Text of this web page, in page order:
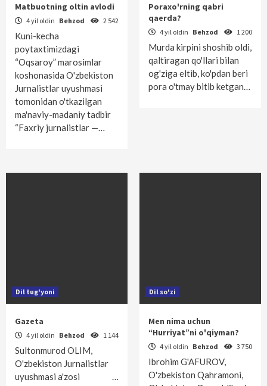
Matbuotning oltin avlodi
4 yil oldin Behzod 2 542
Kuni-kecha
poytaxtimizdagi
“Oqsaroy” marosimlar
koshonasida O'zbekis­ton
Jurnalistlar uyushmasi
tomonidan o'tkazilgan
ma'naviy-madaniy tadbir
“Faxriy jurnalistlar —…
Poraxo'rning qabri
qaerda?
4 yil oldin Behzod 1 200
Murda kirpini shoshib oldi,
qaltiragan qo'llari bilan
og'ziga eltib, ko'pdan beri
pora o'tmay bitib ketgan…
Dil tug'yoni
Gazeta
4 yil oldin Behzod 1 144
Sultonmurod OLIM,
O'zbekiston Jurnalistlar
uyushmasi a'zosi …
Dil so'zi
Men nima uchun
“Hurriyat”ni o'qiyman?
4 yil oldin Behzod 3 750
Ibrohim G'AFUROV,
O'zbekiston Qahramoni,